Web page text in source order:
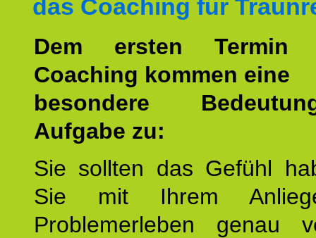
das Coaching für
Dem ersten
Coaching kommen eine
besondere
Aufgabe zu:
Sie sollten das Gefühl
Sie mit Ihrem
Problemerleben genau